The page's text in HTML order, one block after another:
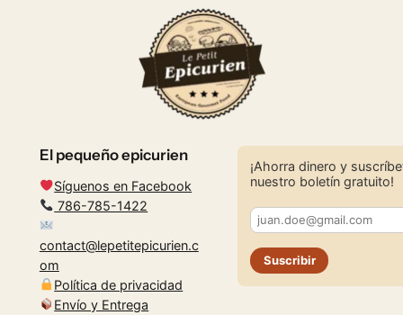
El pequeño epicurien
Síguenos en Facebook
786-785-1422
contact@lepetitepicurien.c
om
Política de privacidad
Envío y Entrega
¡Ahorra dinero y
nuestro boletín gratuito!
Suscribir